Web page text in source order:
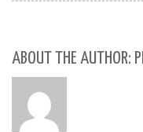
ABOUT THE AUTHOR: